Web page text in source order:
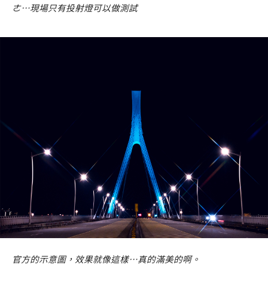
ㄜ…現場只有投射燈可以做測試
官方的示意圖，效果就像這樣…真的滿美的啊。